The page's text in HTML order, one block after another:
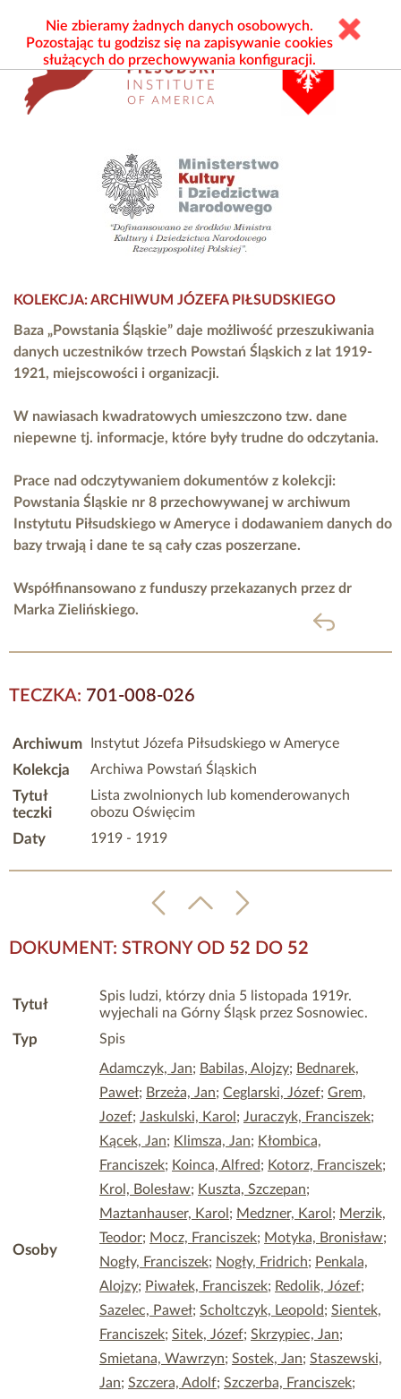
KOLEKCJA: ARCHIWUM JÓZEFA PIŁSUDSKIEGO
Baza „Powstania Śląskie” daje możliwość przeszukiwania
danych uczestników trzech Powstań Śląskich z lat 1919-
1921, miejscowości i organizacji.
W nawiasach kwadratowych umieszczono tzw. dane
niepewne tj. informacje, które były trudne do odczytania.
Prace nad odczytywaniem dokumentów z kolekcji:
Powstania Śląskie nr 8 przechowywanej w archiwum
Instytutu Piłsudskiego w Ameryce i dodawaniem danych do
bazy trwają i dane te są cały czas poszerzane.
Współfinansowano z funduszy przekazanych przez dr
Marka Zielińskiego.
powrót
TECZKA: 701-008-026
Archiwum Instytut Józefa Piłsudskiego w Ameryce
Kolekcja Archiwa Powstań Śląskich
Tytuł
teczki
Lista zwolnionych lub komenderowanych
obozu Oświęcim
Daty 1919 - 1919
DOKUMENT: STRONY OD 52 DO 52
Tytuł
Spis ludzi, którzy dnia 5 listopada 1919r.
wyjechali na Górny Śląsk przez Sosnowiec.
Typ Spis
Osoby
Adamczyk, Jan; Babilas, Alojzy; Bednarek,
Paweł; Brzeża, Jan; Ceglarski, Józef; Grem,
Jozef; Jaskulski, Karol ; Juraczyk, Franciszek;
Kącek, Jan; Klimsza, Jan; Kłombica,
Franciszek; Koinca, Alfred; Kotorz, Franciszek;
Krol, Bolesław; Kuszta, Szczepan;
Maztanhauser, Karol ; Medzner, Karol ; Merzik,
Teodor; Mocz, Franciszek; Motyka, Bronisław;
Nogły, Franciszek; Nogły, Fridrich; Penkala,
Alojzy; Piwałek, Franciszek; Redolik, Józef;
Sazelec, Paweł; Scholtczyk, Leopold; Sientek,
Franciszek; Sitek, Józef; Skrzypiec, Jan;
Smietana, Wawrzyn; Sostek, Jan; Staszewski,
Jan; Szczera, Adolf; Szczerba, Franciszek;
Nie zbieramy żadnych danych osobowych.
Pozostając tu godzisz się na zapisywanie cookies
służących do przechowywania konfiguracji.